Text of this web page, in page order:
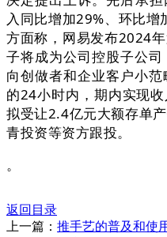
入同比增加29%、环比
方面称，网易发布2024
子将成为公司控股子公
向创做者和企业客户小
的24小时内，期内实现
拟受让2.4亿元大额存单
青投资等资方跟投。
。
返回目录
上一篇： 推手艺的普及和使